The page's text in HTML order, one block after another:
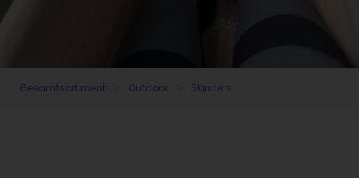
Gesamtsortiment Outdoor Skinners